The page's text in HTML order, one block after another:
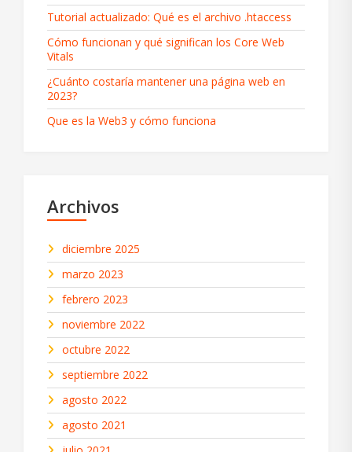
Tutorial actualizado: Qué es el archivo .htaccess
Cómo funcionan y qué significan los Core Web
Vitals
¿Cuánto costaría mantener una página web en
2023?
Que es la Web3 y cómo funciona
Archivos
diciembre 2025
marzo 2023
febrero 2023
noviembre 2022
octubre 2022
septiembre 2022
agosto 2022
agosto 2021